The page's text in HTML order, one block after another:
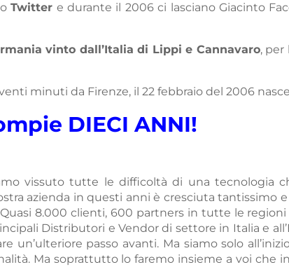
Twitter e durante il 2006 ci lasciano Giacinto
vinto dall’Italia di Lippi e Cannavaro, per
minuti da Firenze, il 22 febbraio del 2006
DIECI ANNI!
vissuto tutte le difficoltà di una tecnologia
azienda in questi anni è cresciuta tantissimo
Quasi 8.000 clienti, 600 partners in tutte le
Distributori e Vendor di settore in Italia e
un’ulteriore passo avanti. Ma siamo solo
Ma soprattutto lo faremo insieme a voi che